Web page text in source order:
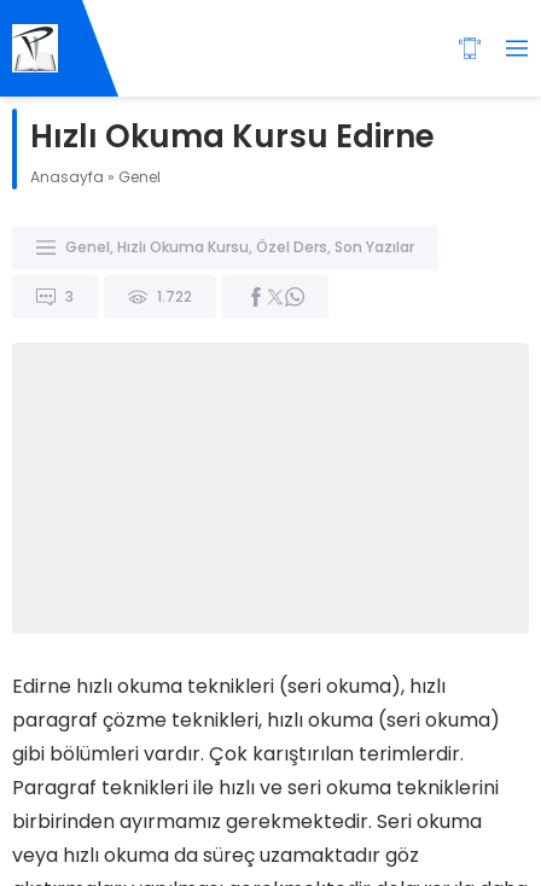
Hızlı Okuma Kursu Edirne
Anasayfa » Genel
Genel, Hızlı Okuma Kursu, Özel Ders, Son Yazılar
3 1.722
Edirne hızlı okuma teknikleri (seri okuma), hızlı
paragraf çözme teknikleri, hızlı okuma (seri okuma)
gibi bölümleri vardır. Çok karıştırılan terimlerdir.
Paragraf teknikleri ile hızlı ve seri okuma tekniklerini
birbirinden ayırmamız gerekmektedir. Seri okuma
veya hızlı okuma da süreç uzamaktadır göz